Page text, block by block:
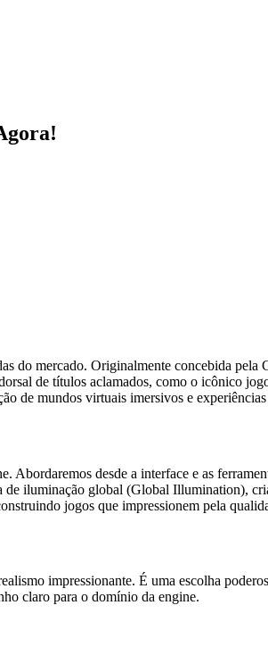
do mercado. Originalmente concebida
de títulos aclamados, como o icônico
de mundos virtuais imersivos e
desde a interface e as
iluminação global (Global Illumination),
jogos que impressionem pela
impressionante. É uma escolha
claro para o domínio da engine.